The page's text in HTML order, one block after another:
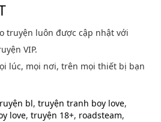
truyện luôn được cập nhật với
VIP.
lúc, mọi nơi, trên mọi thiết bị bạn
bl, truyện tranh boy love,
love, truyện 18+, roadsteam,